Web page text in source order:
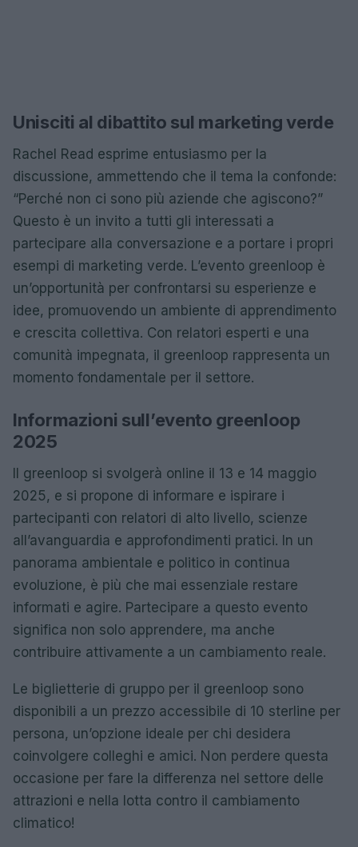
Unisciti al dibattito sul marketing verde
Rachel Read esprime entusiasmo per la
discussione, ammettendo che il tema la confonde:
“Perché non ci sono più aziende che agiscono?”
Questo è un invito a tutti gli interessati a
partecipare alla conversazione e a portare i propri
esempi di marketing verde. L’evento greenloop è
un’opportunità per confrontarsi su esperienze e
idee, promuovendo un ambiente di apprendimento
e crescita collettiva. Con relatori esperti e una
comunità impegnata, il greenloop rappresenta un
momento fondamentale per il settore.
Informazioni sull’evento greenloop
2025
Il greenloop si svolgerà online il 13 e 14 maggio
2025, e si propone di informare e ispirare i
partecipanti con relatori di alto livello, scienze
all’avanguardia e approfondimenti pratici. In un
panorama ambientale e politico in continua
evoluzione, è più che mai essenziale restare
informati e agire. Partecipare a questo evento
significa non solo apprendere, ma anche
contribuire attivamente a un cambiamento reale.
Le biglietterie di gruppo per il greenloop sono
disponibili a un prezzo accessibile di 10 sterline per
persona, un’opzione ideale per chi desidera
coinvolgere colleghi e amici. Non perdere questa
occasione per fare la differenza nel settore delle
attrazioni e nella lotta contro il cambiamento
climatico!